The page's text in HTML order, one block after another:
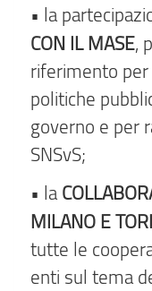
• la
CON IL MASE,
riferimento
politiche
governo e per
SNSvS;
• la
MILANO E
tutte le
enti sul tema